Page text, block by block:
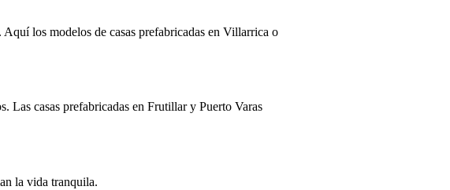
los modelos de casas prefabricadas en Villarrica o
Las casas prefabricadas en Frutillar y Puerto Varas
la vida tranquila.